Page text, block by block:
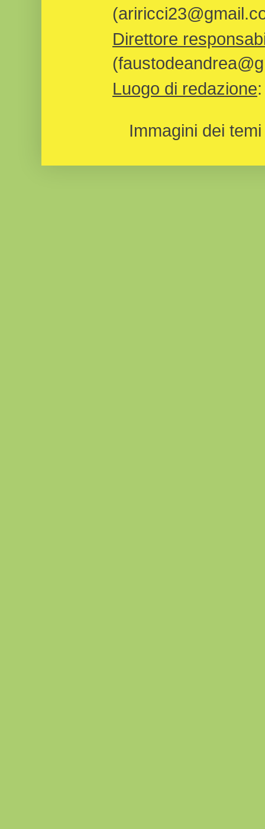
Direttore
Luogo di redazione
Immagini dei